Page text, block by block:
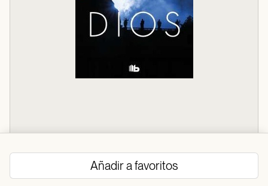
Añadir a favoritos